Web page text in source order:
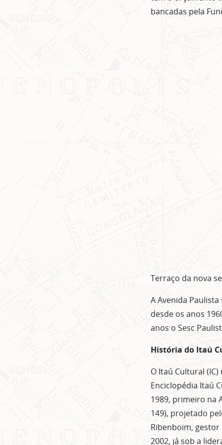
bancadas pela
Terraço da nova
A Avenida
desde os anos
anos o Sesc
História do Itaú
O Itaú Cultural
Enciclopédia Itaú
1989, primeiro na
149), projetado
Ribenboim, gestor
2002, já sob a